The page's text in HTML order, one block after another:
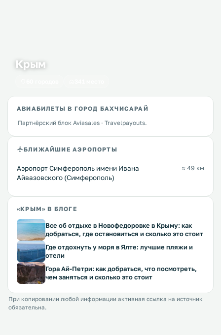
Крым
АВИАБИЛЕТЫ В ГОРОД БАХЧИСАРАЙ
Партнёрский блок Aviasales · Travelpayouts.
БЛИЖАЙШИЕ АЭРОПОРТЫ
Аэропорт Симферополь имени Ивана
Айвазовского (Симферополь)
≈ 49 км
«КРЫМ» В БЛОГЕ
Все об отдыхе в Новофедоровке в Крыму: как
добраться, где остановиться и сколько это стоит
Где отдохнуть у моря в Ялте: лучшие пляжи и
отели
Гора Ай-Петри: как добраться, что посмотреть,
чем заняться и сколько это стоит
При копировании любой информации активная ссылка на источник
обязательна.